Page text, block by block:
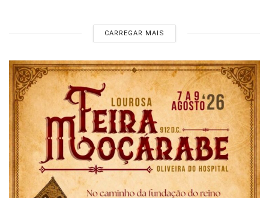
CARREGAR MAIS